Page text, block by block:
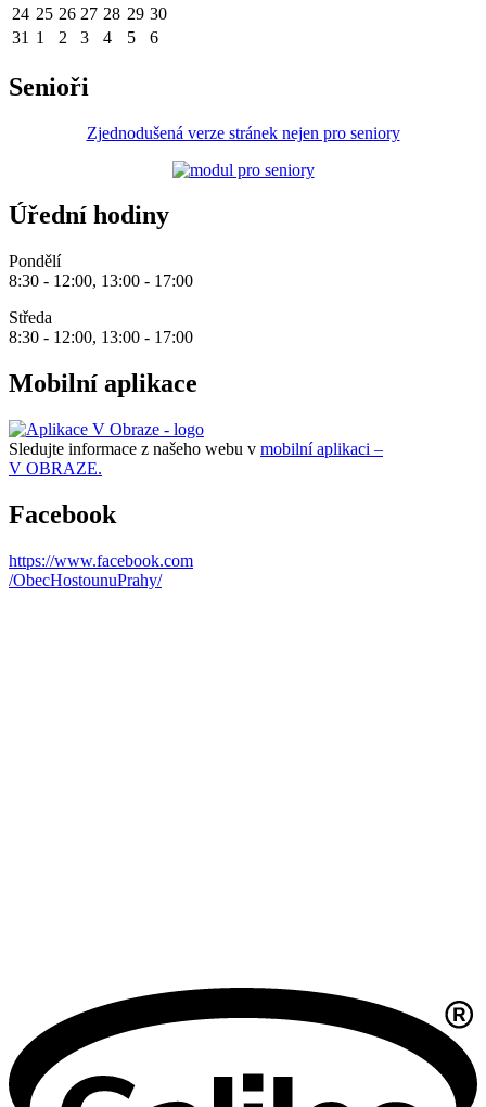
24 25 26 27 28 29 30
31 1 2 3 4 5 6
Senioři
Zjednodušená verze stránek nejen pro seniory
Úřední hodiny
Pondělí
8:30 - 12:00, 13:00 - 17:00
Středa
8:30 - 12:00, 13:00 - 17:00
Mobilní aplikace
Sledujte informace z našeho webu v mobilní aplikaci –
V OBRAZE.
Facebook
https://www.facebook.com
/ObecHostounuPrahy/